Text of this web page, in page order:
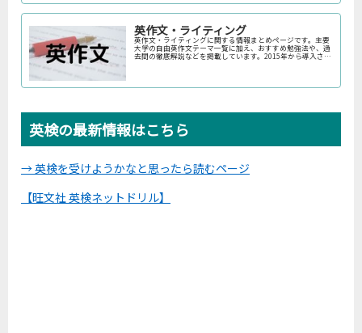
英作文・ライティング
英作文・ライティングに関する情報まとめページです。主要
大学の自由英作文テーマ一覧に加え、おすすめ勉強法や、過
去問の徹底解説などを掲載しています。2015年から導入され
英検の最新情報はこちら
→ 英検を受けようかなと思ったら読むページ
【旺文社 英検ネットドリル】